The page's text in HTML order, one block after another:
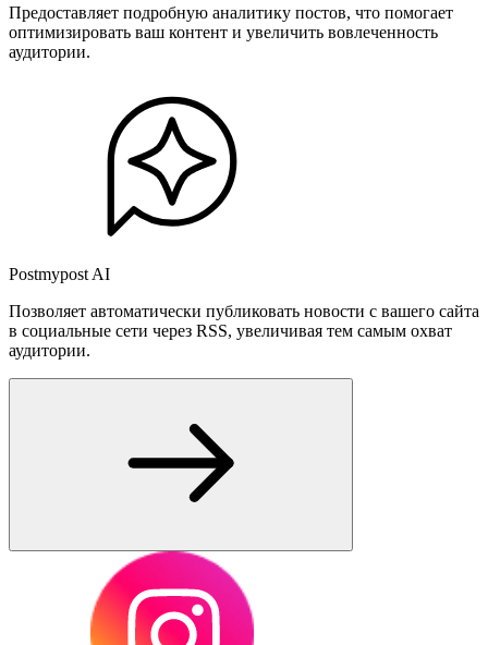
Предоставляет подробную аналитику постов, что помогает
оптимизировать ваш контент и увеличить вовлеченность
аудитории.
Postmypost AI
Позволяет автоматически публиковать новости с вашего сайта
в социальные сети через RSS, увеличивая тем самым охват
аудитории.